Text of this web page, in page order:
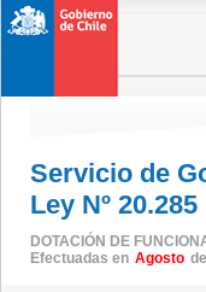
Servicio de
Ley Nº 20.285
DOTACIÓN DE
Efectuadas en Agosto